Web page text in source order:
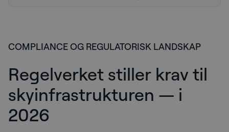
COMPLIANCE OG REGULATORISK LANDSKAP
Regelverket stiller krav til
skyinfrastrukturen — i
2026